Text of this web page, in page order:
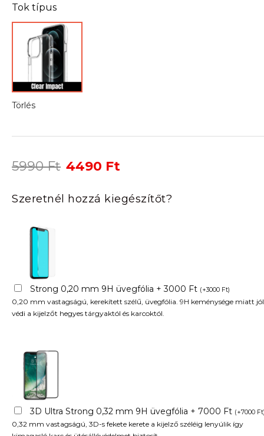
Tok típus
Törlés
5990Ft Original
was:
5990 Ft.
4490 Ft
is:
4490 Ft.
Szeretnél hozzá kiegészítőt?
Strong 0,20 mm 9H üvegfólia + 3000 Ft (+3000 Ft)
0,20 mm vastagságú, kerekített szélű, üvegfólia. 9H keménysége miatt jól
védi a kijelzőt hegyes tárgyaktól és karcoktól.
3D Ultra Strong 0,32 mm 9H üvegfólia + 7000 Ft (+7000 Ft
0,32 mm vastagságú, 3D-s fekete kerete a kijelző széléig lenyúlik így